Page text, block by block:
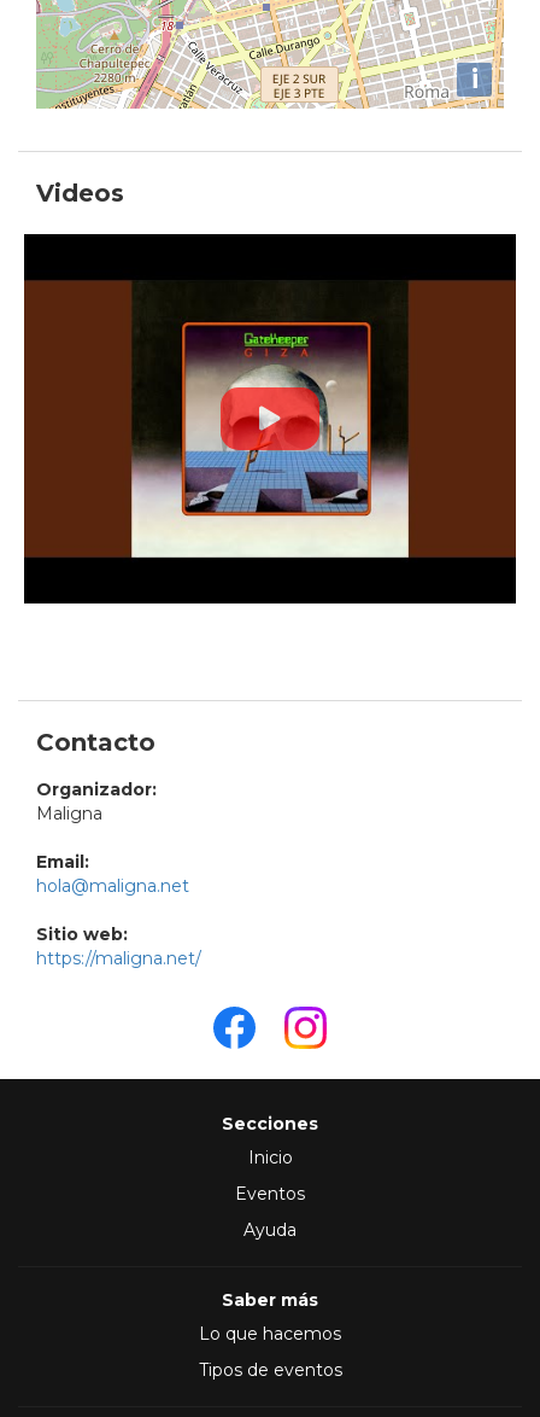
i
Videos
Contacto
Organizador:
Maligna
Email:
hola@maligna.net
Sitio web:
https://maligna.net/
Secciones
Inicio
Eventos
Ayuda
Saber más
Lo que hacemos
Tipos de eventos